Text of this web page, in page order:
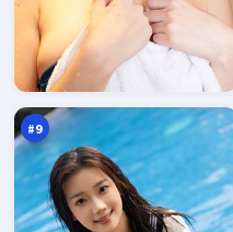
#9
舟
终
章
95
万